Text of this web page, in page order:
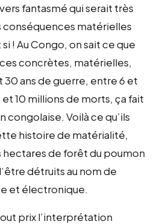
fantasmé qui serait très
conséquences matérielles
! Au Congo, on sait ce que
concrètes, matérielles,
30 ans de guerre, entre 6 et
10 millions de morts, ça fait
congolaise. Voilà ce qu’ils
histoire de matérialité,
de forêt du poumon
détruits au nom de
et électronique.
prix l’interprétation